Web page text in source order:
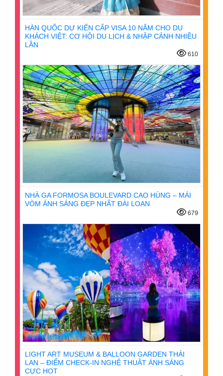
HÀN QUỐC DỰ KIẾN CẤP VISA 10 NĂM CHO DU
KHÁCH VIỆT: CƠ HỘI DU LỊCH & NHẬP CẢNH NHIỀU
LẦN
610
NHÀ GA FORMOSA BOULEVARD CAO HÙNG – MÁI
VÒM ÁNH SÁNG ĐẸP NHẤT ĐÀI LOAN
679
LIGHT ART MUSEUM & BALLOON GARDEN THÁI
LAN – ĐIỂM CHECK-IN NGHỆ THUẬT ÁNH SÁNG
CỰC HOT